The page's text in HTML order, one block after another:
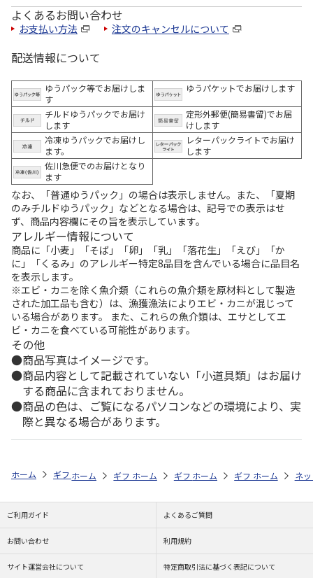
よくあるお問い合わせ
お支払い方法 注文のキャンセルについて
配送情報について
ゆうパック等でお届けしま
す
ゆうパケットでお届けします
チルドゆうパックでお届け
します
定形外郵便(簡易書留)でお届
けします
冷凍ゆうパックでお届けし
ます。
レターパックライトでお届け
します
佐川急便でのお届けとなり
ます
なお、「普通ゆうパック」の場合は表示しません。また、「夏期
のみチルドゆうパック」などとなる場合は、記号での表示はせ
ず、商品内容欄にその旨を表示しています。
アレルギー情報について
商品に「小麦」「そば」「卵」「乳」「落花生」「えび」「か
に」「くるみ」のアレルギー特定8品目を含んでいる場合に品目名
を表示します。
※エビ・カニを除く魚介類（これらの魚介類を原材料として製造
された加工品も含む）は、漁獲漁法によりエビ・カニが混じって
いる場合があります。 また、これらの魚介類は、エサとしてエ
ビ・カニを食べている可能性があります。
その他
商品写真はイメージです。
商品内容として記載されていない「小道具類」はお届け
する商品に含まれておりません。
商品の色は、ご覧になるパソコンなどの環境により、実
際と異なる場合があります。
ホーム ギフト通販 内祝い・お返し 結婚内祝い 耐熱ペアティー
ホーム ギフト通販 内祝い・お返し 結婚内祝い
ホーム ギフト通販 内祝い・お返し
ホーム ギフト通販 内
ホーム ネ
ご利用ガイド よくあるご質問
お問い合わせ 利用規約
サイト運営会社について 特定商取引法に基づく表記について